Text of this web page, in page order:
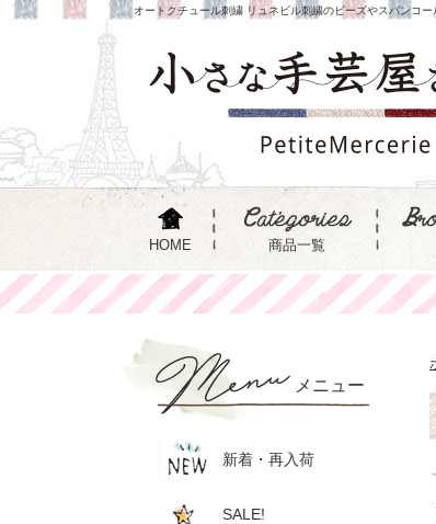
オートクチュール刺繍 リュネビル刺繍のビーズやスパンコー
HOME 商品一覧
メニュー
新着・再入荷
SALE!